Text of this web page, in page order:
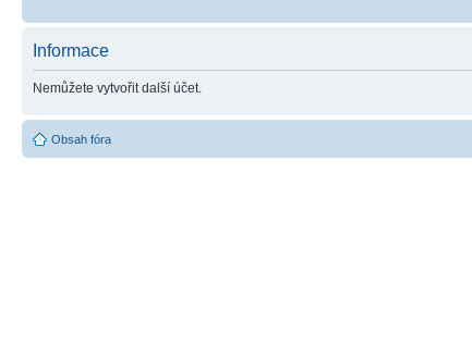
Informace
Nemůžete vytvořit další účet.
Obsah fóra